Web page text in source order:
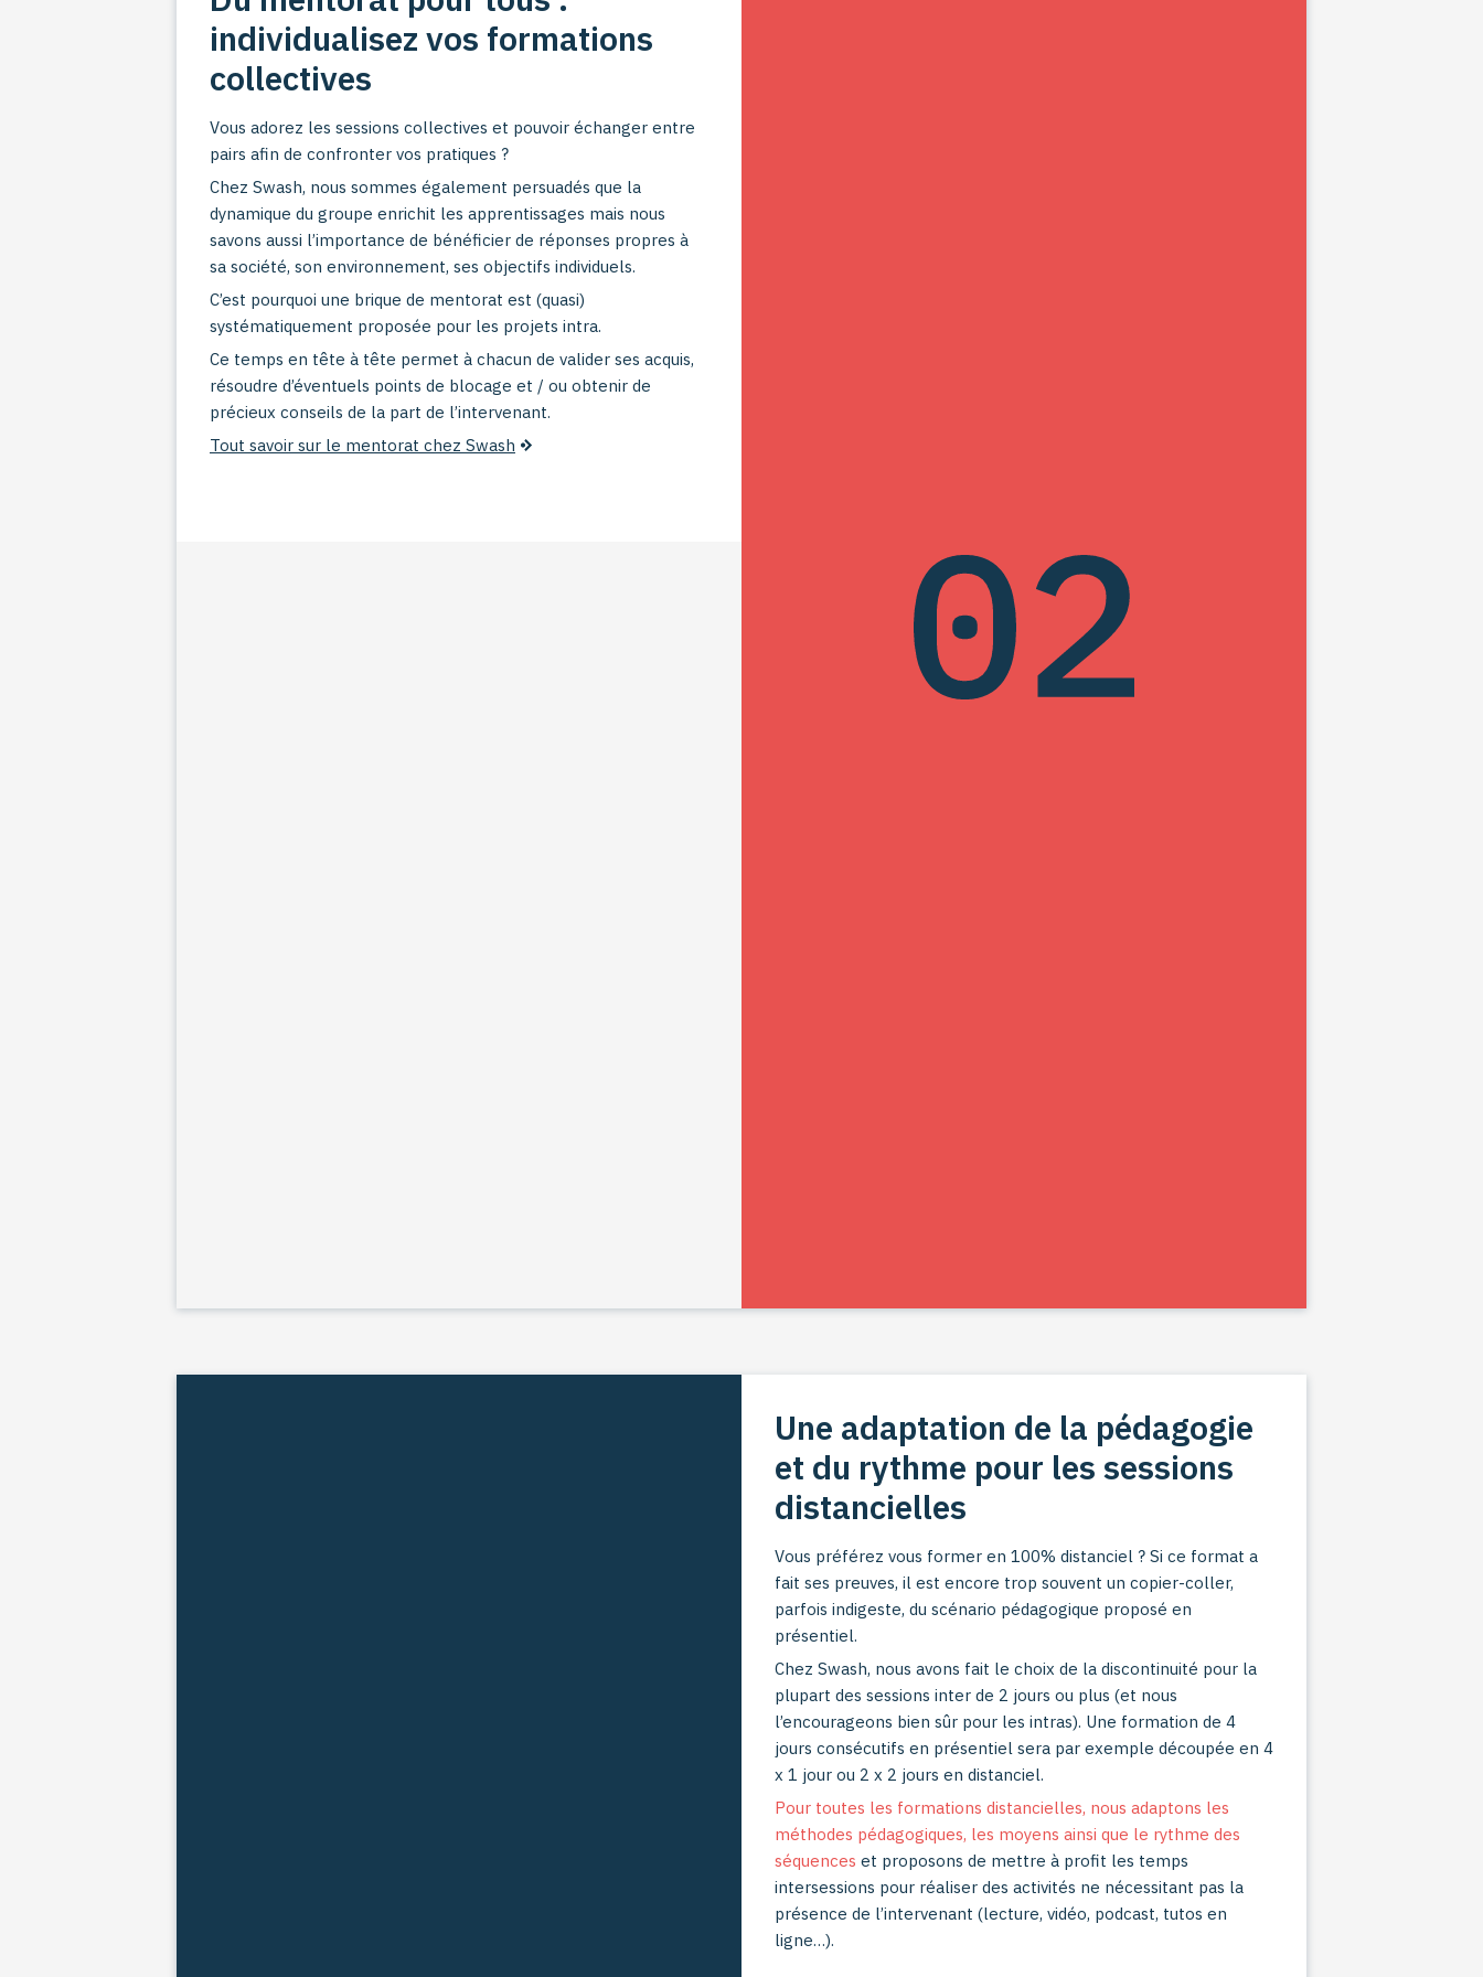
individualisez vos formations
collectives
Vous adorez les sessions collectives et pouvoir échanger entre
pairs afin de confronter vos pratiques ?
Chez Swash, nous sommes également persuadés que la
dynamique du groupe enrichit les apprentissages mais nous
savons aussi l’importance de bénéficier de réponses propres à
sa société, son environnement, ses objectifs individuels.
C’est pourquoi une brique de mentorat est (quasi)
systématiquement proposée pour les projets intra.
Ce temps en tête à tête permet à chacun de valider ses acquis,
résoudre d’éventuels points de blocage et / ou obtenir de
précieux conseils de la part de l’intervenant.
Tout savoir sur le mentorat chez Swash
Une adaptation de la pédagogie
et du rythme pour les sessions
distancielles
Vous préférez vous former en 100% distanciel ? Si ce format a
fait ses preuves, il est encore trop souvent un copier-coller,
parfois indigeste, du scénario pédagogique proposé en
présentiel.
Chez Swash, nous avons fait le choix de la discontinuité pour la
plupart des sessions inter de 2 jours ou plus (et nous
l’encourageons bien sûr pour les intras). Une formation de 4
jours consécutifs en présentiel sera par exemple découpée en 4
x 1 jour ou 2 x 2 jours en distanciel.
Pour toutes les formations distancielles, nous adaptons les
méthodes pédagogiques, les moyens ainsi que le rythme des
séquences et proposons de mettre à profit les temps
intersessions pour réaliser des activités ne nécessitant pas la
présence de l’intervenant (lecture, vidéo, podcast, tutos en
ligne…).